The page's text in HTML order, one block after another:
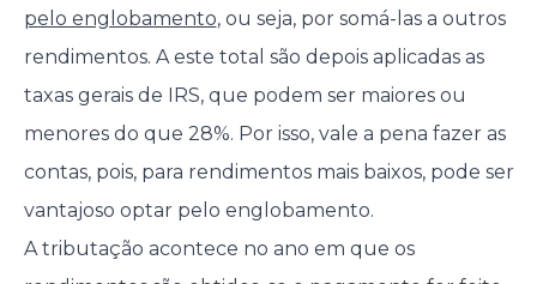
pelo englobamento, ou seja, por somá-las a outros
rendimentos. A este total são depois aplicadas as
taxas gerais de IRS, que podem ser maiores ou
menores do que 28%. Por isso, vale a pena fazer as
contas, pois, para rendimentos mais baixos, pode ser
vantajoso optar pelo englobamento.
A tributação acontece no ano em que os